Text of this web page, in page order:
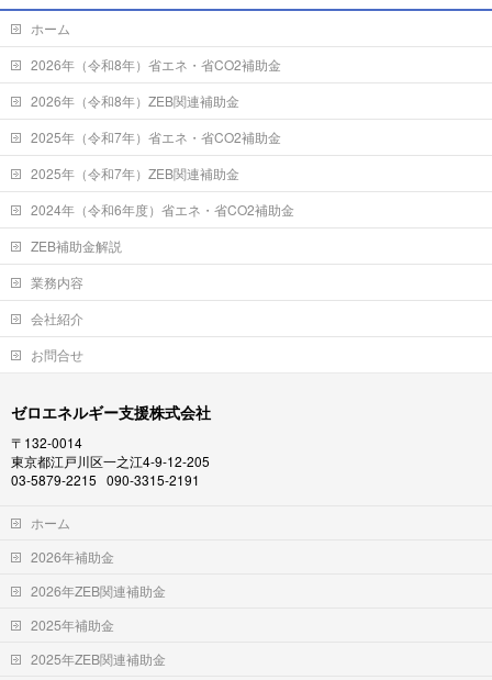
ホーム
2026年（令和8年）省エネ・省CO2補助金
2026年（令和8年）ZEB関連補助金
2025年（令和7年）省エネ・省CO2補助金
2025年（令和7年）ZEB関連補助金
2024年（令和6年度）省エネ・省CO2補助金
ZEB補助金解説
業務内容
会社紹介
お問合せ
ゼロエネルギー支援株式会社
〒132-0014
東京都江戸川区一之江4-9-12-205
03-5879-2215 090-3315-2191
ホーム
2026年補助金
2026年ZEB関連補助金
2025年補助金
2025年ZEB関連補助金